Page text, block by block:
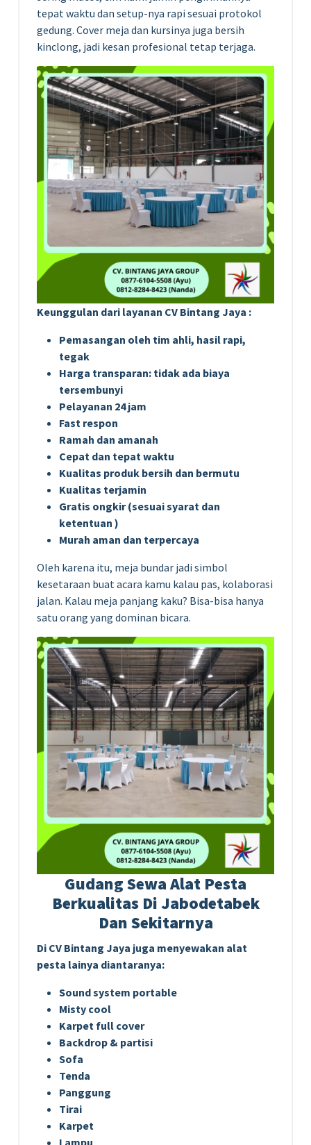
tepat waktu dan setup-nya rapi sesuai protokol
gedung. Cover meja dan kursinya juga bersih
kinclong, jadi kesan profesional tetap terjaga.
Keunggulan dari layanan CV Bintang Jaya :
Pemasangan oleh tim ahli, hasil rapi,
tegak
Harga transparan: tidak ada biaya
tersembunyi
Pelayanan 24 jam
Fast respon
Ramah dan amanah
Cepat dan tepat waktu
Kualitas produk bersih dan bermutu
Kualitas terjamin
Gratis ongkir (sesuai syarat dan
ketentuan )
Murah aman dan terpercaya
Oleh karena itu, meja bundar jadi simbol
kesetaraan buat acara kamu kalau pas, kolaborasi
jalan. Kalau meja panjang kaku? Bisa-bisa hanya
satu orang yang dominan bicara.
Gudang Sewa Alat Pesta
Berkualitas Di Jabodetabek
Dan Sekitarnya
Di CV Bintang Jaya juga menyewakan alat
pesta lainya diantaranya:
Sound system portable
Misty cool
Karpet full cover
Backdrop & partisi
Sofa
Tenda
Panggung
Tirai
Karpet
Lampu